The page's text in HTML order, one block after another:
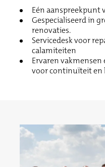
Eén aanspreekpunt
Gespecialiseerd in
renovaties.
Servicedesk voor
calamiteiten
Ervaren
voor continuïteit en